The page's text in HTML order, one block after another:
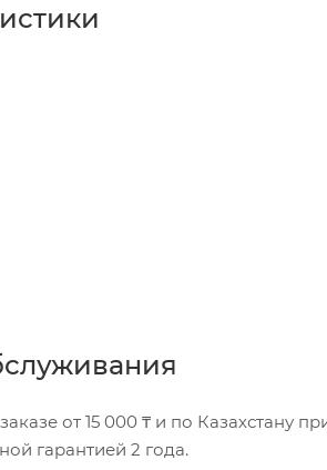
от 15 000 ₸ и по Казахстану
гарантией 2 года.